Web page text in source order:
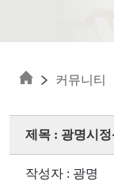
커뮤니티
제목 : 광명시
작성자 : 광명